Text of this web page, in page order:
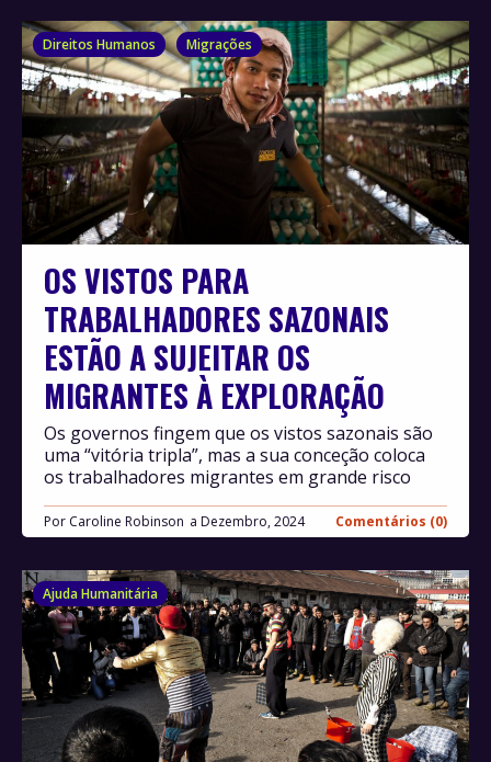
Direitos Humanos Migrações
OS VISTOS PARA
TRABALHADORES SAZONAIS
ESTÃO A SUJEITAR OS
MIGRANTES À EXPLORAÇÃO
Por Caroline Robinson Dezembro, 2024 Comentários (0)
Os governos fingem que os vistos sazonais são
uma “vitória tripla”, mas a sua conceção coloca
os trabalhadores migrantes em grande risco
Ajuda Humanitária